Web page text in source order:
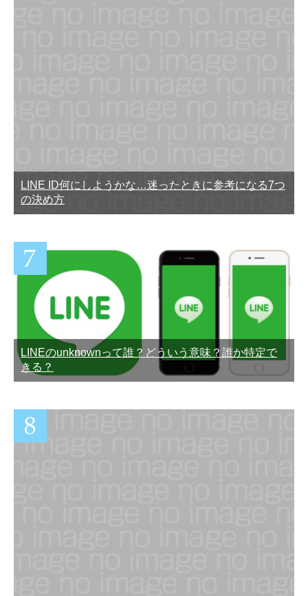
LINE ID何にしようかな…迷ったときに参考になる7つ
の決め方
LINEのunknownって誰？どういう意味？誰か特定で
きる？